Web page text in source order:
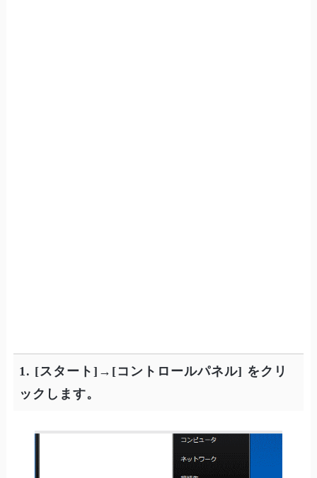
1. [スタート]→[コントロールパネル] をクリ
ックします。